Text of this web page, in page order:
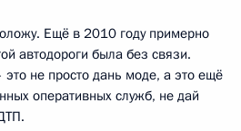
Ещё в 2010 году примерно
автодороги была без связи.
это не просто дань моде, а это ещё
оперативных служб, не дай